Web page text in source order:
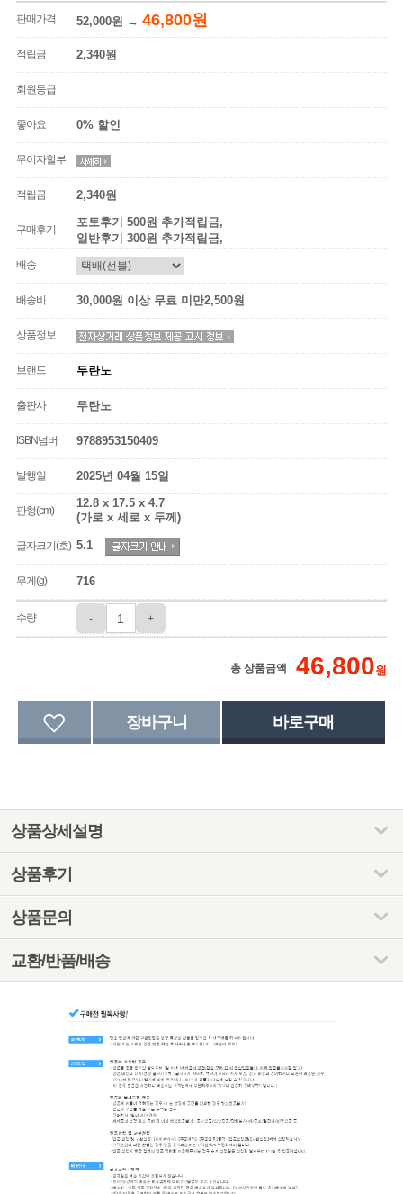
판매가격 52,000원 → 46,800원
적립금 2,340원
회원등급
좋아요 0% 할인
무이자할부
적립금 2,340원
구매후기
포토후기 500원 추가적립금,
일반후기 300원 추가적립금,
배송
배송비 30,000원 이상 무료 미만2,500원
상품정보
브랜드 두란노
출판사 두란노
ISBN넘버 9788953150409
발행일 2025년 04월 15일
판형(cm)
12.8 x 17.5 x 4.7
(가로 x 세로 x 두께)
글자크기(호) 5.1
무게(g) 716
수량 - +
총 상품금액 46,800원
상품상세설명
상품후기
상품문의
교환/반품/배송